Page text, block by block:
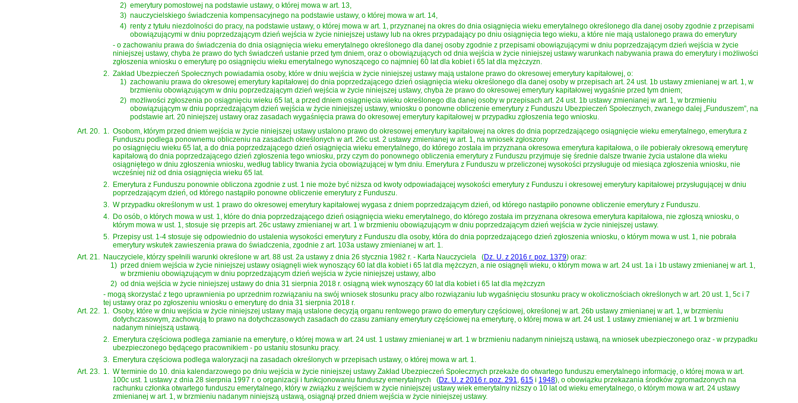
2) emerytury pomostowej na podstawie ustawy, o której mowa w art. 13,
3) nauczycielskiego świadczenia kompensacyjnego na podstawie ustawy, o której mowa w art. 14,
4) renty z tytułu niezdolności do pracy, na podstawie ustawy, o której mowa w art. 1, przyznanej na okres do dnia osiągnięcia wieku emerytalnego określonego dla danej osoby zgodnie z przepisami
obowiązującymi w dniu poprzedzającym dzień wejścia w życie niniejszej ustawy lub na okres przypadający po dniu osiągnięcia tego wieku, a które nie mają ustalonego prawa do emerytury
- o zachowaniu prawa do świadczenia do dnia osiągnięcia wieku emerytalnego określonego dla danej osoby zgodnie z przepisami obowiązującymi w dniu poprzedzającym dzień wejścia w życie
niniejszej ustawy, chyba że prawo do tych świadczeń ustanie przed tym dniem, oraz o obowiązujących od dnia wejścia w życie niniejszej ustawy warunkach nabywania prawa do emerytury i możliwości
zgłoszenia wniosku o emeryturę po osiągnięciu wieku emerytalnego wynoszącego co najmniej 60 lat dla kobiet i 65 lat dla mężczyzn.
2.
Zakład Ubezpieczeń Społecznych powiadamia osoby, które w dniu wejścia w życie niniejszej ustawy mają ustalone prawo do okresowej emerytury kapitałowej, o:
1) zachowaniu prawa do okresowej emerytury kapitałowej do dnia poprzedzającego dzień osiągnięcia wieku określonego dla danej osoby w przepisach art. 24 ust. 1b ustawy zmienianej w art. 1, w
brzmieniu obowiązującym w dniu poprzedzającym dzień wejścia w życie niniejszej ustawy, chyba że prawo do okresowej emerytury kapitałowej wygaśnie przed tym dniem;
2) możliwości zgłoszenia po osiągnięciu wieku 65 lat, a przed dniem osiągnięcia wieku określonego dla danej osoby w przepisach art. 24 ust. 1b ustawy zmienianej w art. 1, w brzmieniu
obowiązującym w dniu poprzedzającym dzień wejścia w życie niniejszej ustawy, wniosku o ponowne obliczenie emerytury z Funduszu Ubezpieczeń Społecznych, zwanego dalej „Funduszem”, na
podstawie art. 20 niniejszej ustawy oraz zasadach wygaśnięcia prawa do okresowej emerytury kapitałowej w przypadku zgłoszenia tego wniosku.
Art. 20.
1.
Osobom, którym przed dniem wejścia w życie niniejszej ustawy ustalono prawo do okresowej emerytury kapitałowej na okres do dnia poprzedzającego osiągnięcie wieku emerytalnego, emerytura z
Funduszu podlega ponownemu obliczeniu na zasadach określonych w art. 26c ust. 2 ustawy zmienianej w art. 1, na wniosek zgłoszony
po osiągnięciu wieku 65 lat, a do dnia poprzedzającego dzień osiągnięcia wieku emerytalnego, do którego została im przyznana okresowa emerytura kapitałowa, o ile pobierały okresową emeryturę
kapitałową do dnia poprzedzającego dzień zgłoszenia tego wniosku, przy czym do ponownego obliczenia emerytury z Funduszu przyjmuje się średnie dalsze trwanie życia ustalone dla wieku
osiągniętego w dniu zgłoszenia wniosku, według tablicy trwania życia obowiązującej w tym dniu. Emerytura z Funduszu w przeliczonej wysokości przysługuje od miesiąca zgłoszenia wniosku, nie
wcześniej niż od dnia osiągnięcia wieku 65 lat.
2.
Emerytura z Funduszu ponownie obliczona zgodnie z ust. 1 nie może być niższa od kwoty odpowiadającej wysokości emerytury z Funduszu i okresowej emerytury kapitałowej przysługującej w dniu
poprzedzającym dzień, od którego nastąpiło ponowne obliczenie emerytury z Funduszu.
3.
W przypadku określonym w ust. 1 prawo do okresowej emerytury kapitałowej wygasa z dniem poprzedzającym dzień, od którego nastąpiło ponowne obliczenie emerytury z Funduszu.
4.
Do osób, o których mowa w ust. 1, które do dnia poprzedzającego dzień osiągnięcia wieku emerytalnego, do którego została im przyznana okresowa emerytura kapitałowa, nie zgłoszą wniosku, o
którym mowa w ust. 1, stosuje się przepis art. 26c ustawy zmienianej w art. 1 w brzmieniu obowiązującym w dniu poprzedzającym dzień wejścia w życie niniejszej ustawy.
5.
Przepisy ust. 1-4 stosuje się odpowiednio do ustalenia wysokości emerytury z Funduszu dla osoby, która do dnia poprzedzającego dzień zgłoszenia wniosku, o którym mowa w ust. 1, nie pobrała
emerytury wskutek zawieszenia prawa do świadczenia, zgodnie z art. 103a ustawy zmienianej w art. 1.
Art. 21.
Nauczyciele, którzy spełnili warunki określone w art. 88 ust. 2a ustawy z dnia 26 stycznia 1982 r. - Karta Nauczyciela (Dz. U. z 2016 r. poz. 1379) oraz:
1) przed dniem wejścia w życie niniejszej ustawy osiągnęli wiek wynoszący 60 lat dla kobiet i 65 lat dla mężczyzn, a nie osiągnęli wieku, o którym mowa w art. 24 ust. 1a i 1b ustawy zmienianej w art. 1,
w brzmieniu obowiązującym w dniu poprzedzającym dzień wejścia w życie niniejszej ustawy, albo
2) od dnia wejścia w życie niniejszej ustawy do dnia 31 sierpnia 2018 r. osiągną wiek wynoszący 60 lat dla kobiet i 65 lat dla mężczyzn
- mogą skorzystać z tego uprawnienia po uprzednim rozwiązaniu na swój wniosek stosunku pracy albo rozwiązaniu lub wygaśnięciu stosunku pracy w okolicznościach określonych w art. 20 ust. 1, 5c i 7
tej ustawy oraz po zgłoszeniu wniosku o emeryturę do dnia 31 sierpnia 2018 r.
Art. 22. 1. Osoby, które w dniu wejścia w życie niniejszej ustawy mają ustalone decyzją organu rentowego prawo do emerytury częściowej, określonej w art. 26b ustawy zmienianej w art. 1, w brzmieniu
dotychczasowym, zachowują to prawo na dotychczasowych zasadach do czasu zamiany emerytury częściowej na emeryturę, o której mowa w art. 24 ust. 1 ustawy zmienianej w art. 1 w brzmieniu
nadanym niniejszą ustawą.
2. Emerytura częściowa podlega zamianie na emeryturę, o której mowa w art. 24 ust. 1 ustawy zmienianej w art. 1 w brzmieniu nadanym niniejszą ustawą, na wniosek ubezpieczonego oraz - w przypadku
ubezpieczonego będącego pracownikiem - po ustaniu stosunku pracy.
3. Emerytura częściowa podlega waloryzacji na zasadach określonych w przepisach ustawy, o której mowa w art. 1.
Art. 23. 1. W terminie do 10. dnia kalendarzowego po dniu wejścia w życie niniejszej ustawy Zakład Ubezpieczeń Społecznych przekaże do otwartego funduszu emerytalnego informację, o której mowa w art.
100c ust. 1 ustawy z dnia 28 sierpnia 1997 r. o organizacji i funkcjonowaniu funduszy emerytalnych
(Dz. U. z 2016 r. poz. 291, 615 i 1948), o obowiązku przekazania środków zgromadzonych na
rachunku członka otwartego funduszu emerytalnego, który w związku z wejściem w życie niniejszej ustawy wiek emerytalny niższy o 10 lat od wieku emerytalnego, o którym mowa w art. 24 ustawy
zmienianej w art. 1, w brzmieniu nadanym niniejszą ustawą, osiągnął przed dniem wejścia w życie niniejszej ustawy.